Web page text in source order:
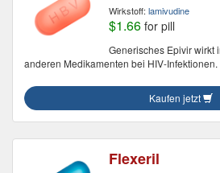
Wirkstoff: lamivudine
$1.66 for pill
Generisches Epivir wirkt
anderen Medikamenten bei HIV-Infektionen.
Kaufen jetzt
Flexeril